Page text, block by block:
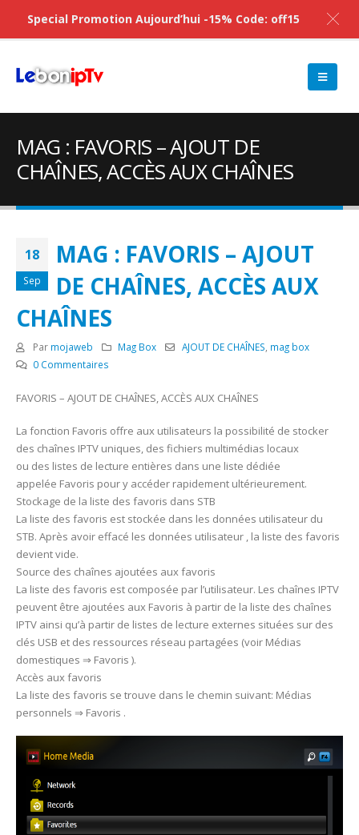
MAG : FAVORIS – AJOUT DE
CHAÎNES, ACCÈS AUX CHAÎNES
18
Sep
MAG : FAVORIS – AJOUT
DE CHAÎNES, ACCÈS AUX
CHAÎNES
Par mojaweb Mag Box AJOUT DE CHAÎNES mag box
0 Commentaires
FAVORIS – AJOUT DE CHAÎNES, ACCÈS AUX CHAÎNES
La fonction Favoris offre aux utilisateurs la possibilité de stocker
des chaînes IPTV uniques, des fichiers multimédias locaux
ou des listes de lecture entières dans une liste dédiée
appelée Favoris pour y accéder rapidement ultérieurement.
Stockage de la liste des favoris dans STB
La liste des favoris est stockée dans les données utilisateur du
STB. Après avoir effacé les données utilisateur , la liste des favoris
devient vide.
Source des chaînes ajoutées aux favoris
La liste des favoris est composée par l’utilisateur. Les chaînes IPTV
peuvent être ajoutées aux Favoris à partir de la liste des chaînes
IPTV ainsi qu’à partir de listes de lecture externes situées sur des
clés USB et des ressources réseau partagées (voir Médias
domestiques ⇒ Favoris ).
Accès aux favoris
La liste des favoris se trouve dans le chemin suivant: Médias
personnels ⇒ Favoris .
Special Promotion Aujourd’hui -15% Code: off15